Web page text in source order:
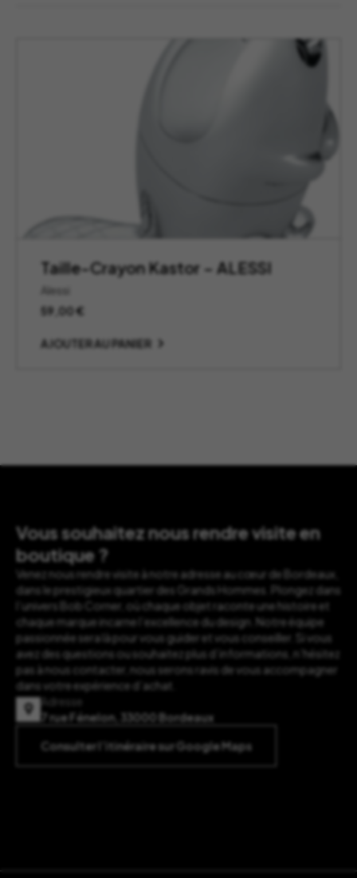
Taille-Crayon Kastor – ALESSI
Alessi
59,00€
AJOUTER AU PANIER
Vous souhaitez nous rendre visite en
boutique ?
Venez nous rendre visite à notre adresse au cœur de Bordeaux,
dans le prestigieux quartier des Grands Hommes. Plongez dans
l’univers Bob Corner, où chaque objet raconte une histoire et
chaque marque incarne l’excellence du design. Notre équipe
passionnée sera là pour vous guider et vous conseiller. Si vous
avez des questions ou souhaitez plus d’informations, n’hésitez
pas à nous contacter, nous serons ravis de vous accompagner
dans votre expérience d’achat.
Adresse
7 rue Fénelon, 33000 Bordeaux
Consulter l’itinéraire sur Google Maps